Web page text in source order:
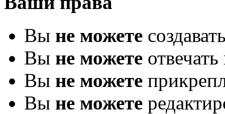
Вы не можете
Вы не можете
Вы не можете
Вы не можете